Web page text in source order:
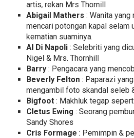
artis, rekan Mrs Thornill
Abigail Mathers : Wanita yang
mencari potongan kapal selam
kematian suaminya.
Al Di Napoli : Selebriti yang
Nigel & Mrs. Thornhill
Barry : Pengacara yang
Beverly Felton : Paparazi
mengambil foto skandal seleb
Bigfoot : Makhluk tegap
Cletus Ewing : Seorang
Sandy Shores
Cris Formage : Pemimpin &